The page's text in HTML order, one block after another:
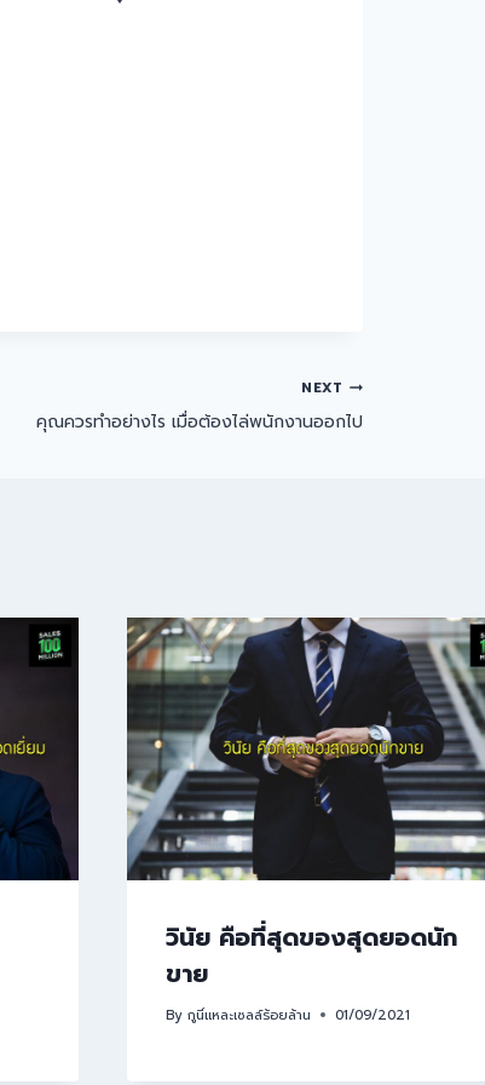
NEXT
คุณควรทำอย่างไร เมื่อต้องไล่พนักงานออกไป
วินัย คือที่สุดของสุดยอดนัก
ขาย
By กูนี่แหละเซลล์ร้อยล้าน 01/09/2021